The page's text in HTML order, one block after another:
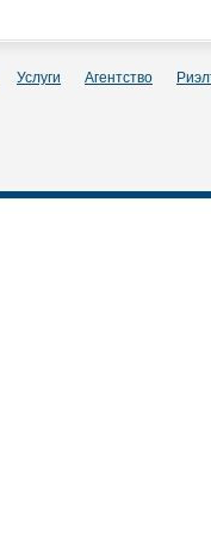
Услуги Агентство